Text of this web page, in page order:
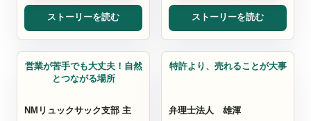
ストーリーを読む ストーリーを読む
リュックサック支部
営業が苦手でも大丈夫！自然
とつながる場所
NMリュックサック支部 主
弁理士
特許より、売れることが大事
弁理士法人 雄渾